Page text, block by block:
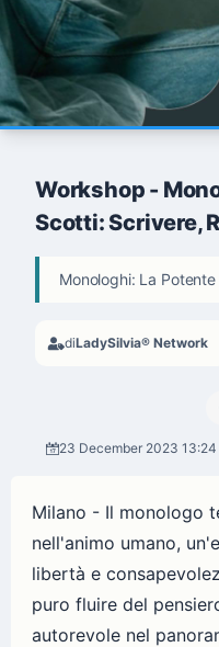
Workshop -
Scotti: Scrivere,
Monologhi: La
diLadySilvia® Network
23 December 2023 13:24
Milano - Il monologo
nell'animo umano,
libertà e
puro fluire del
autorevole nel